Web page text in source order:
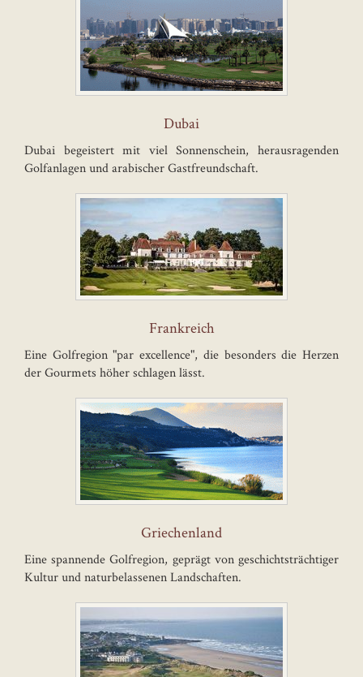
Dubai
Dubai begeistert mit viel Sonnenschein, herausragenden
Golfanlagen und arabischer Gastfreundschaft.
Frankreich
Eine Golfregion "par excellence", die besonders die Herzen
der Gourmets höher schlagen lässt.
Griechenland
Eine spannende Golfregion, geprägt von geschichtsträchtiger
Kultur und naturbelassenen Landschaften.